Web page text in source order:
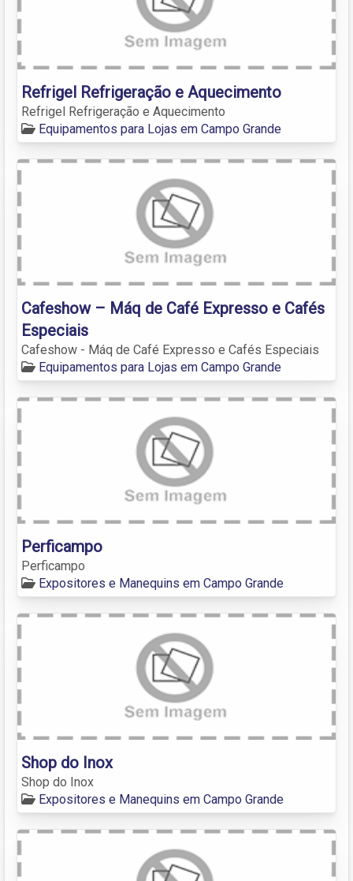
Refrigel Refrigeração e Aquecimento
Refrigel Refrigeração e Aquecimento
Equipamentos para Lojas em Campo Grande
Cafeshow – Máq de Café Expresso e Cafés
Especiais
Cafeshow - Máq de Café Expresso e Cafés Especiais
Equipamentos para Lojas em Campo Grande
Perficampo
Perficampo
Expositores e Manequins em Campo Grande
Shop do Inox
Shop do Inox
Expositores e Manequins em Campo Grande